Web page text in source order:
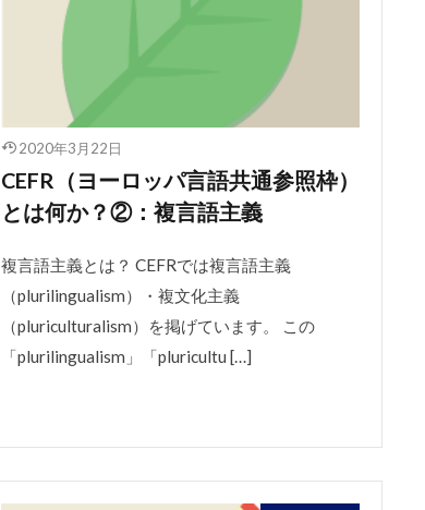
2020年3月22日
CEFR（ヨーロッパ言語共通参照枠）
とは何か？②：複言語主義
複言語主義とは？ CEFRでは複言語主義
（plurilingualism）・複文化主義
（pluriculturalism）を掲げています。 この
「plurilingualism」「pluricultu […]